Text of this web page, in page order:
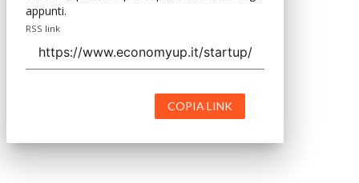
appunti.
RSS link
COPIA LINK